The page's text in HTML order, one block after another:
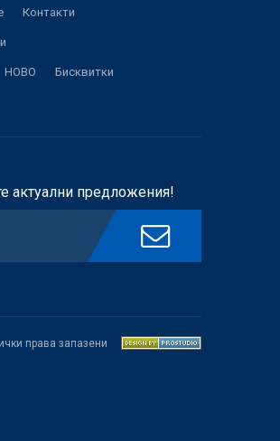
Контакти
НОВО Бисквитки
актуални предложения!
права запазени